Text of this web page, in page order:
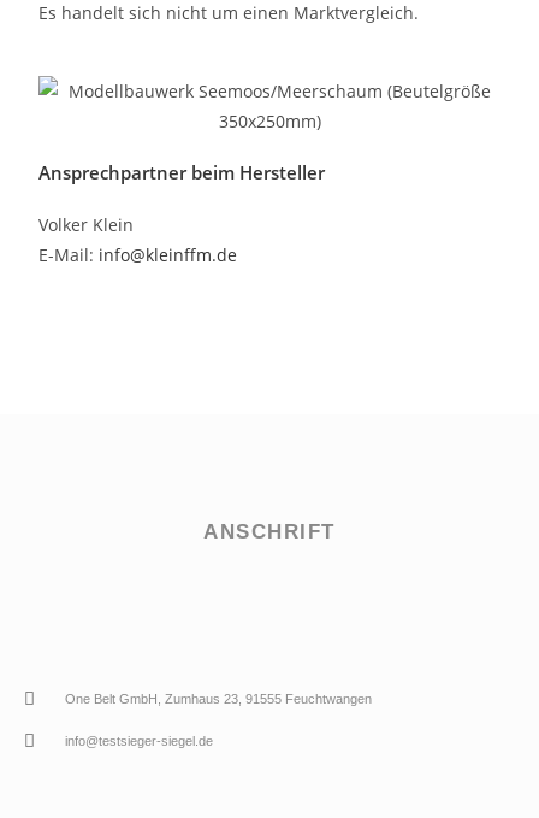
Es handelt sich nicht um einen Marktvergleich.
Ansprechpartner beim Hersteller
Volker Klein
E-Mail: info@kleinffm.de
ANSCHRIFT
One Belt GmbH, Zumhaus 23, 91555 Feuchtwangen
info@testsieger-siegel.de